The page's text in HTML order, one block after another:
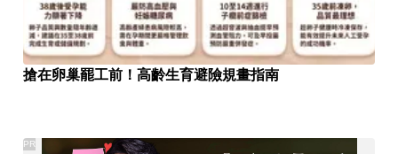
搶在卵巢罷工前！高齡生育避險規畫指南
PR